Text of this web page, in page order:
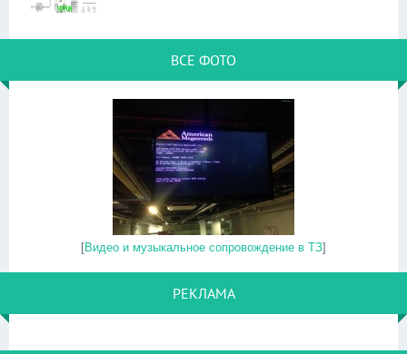
ВСЕ ФОТО
[Видео и музыкальное сопровождение в ТЗ]
РЕКЛАМА